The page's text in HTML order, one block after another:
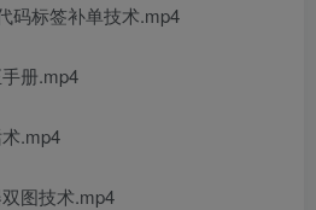
码标签补单技术.mp4
册.mp4
.mp4
图技术.mp4